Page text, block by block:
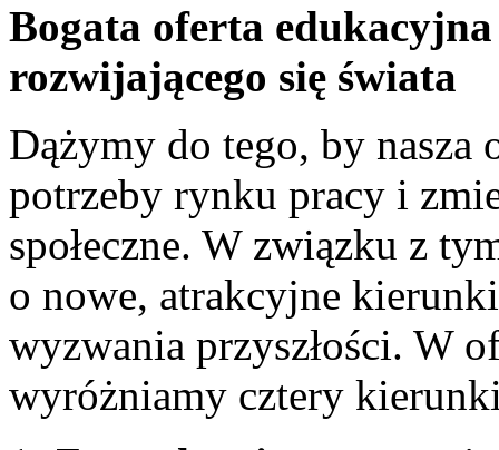
Bogata oferta
rozwijającego się świata
Dążymy do tego, by nasza
potrzeby rynku pracy i
społeczne. W związku z
o nowe, atrakcyjne
wyzwania przyszłości. W
wyróżniamy cztery